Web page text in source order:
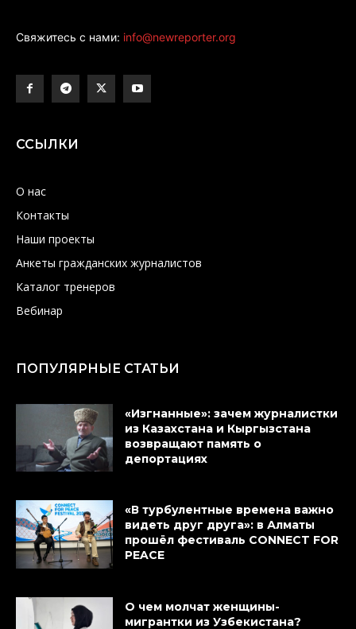
Свяжитесь с нами: info@newreporter.org
ССЫЛКИ
О нас
Контакты
Наши проекты
Анкеты гражданских журналистов
Каталог тренеров
Вебинар
ПОПУЛЯРНЫЕ СТАТЬИ
«Изгнанные»: зачем журналистки
из Казахстана и Кыргызстана
возвращают память о
депортациях
«В турбулентные времена важно
видеть друг друга»: в Алматы
прошёл фестиваль CONNECT FOR
PEACE
О чем молчат женщины-
мигрантки из Узбекистана?